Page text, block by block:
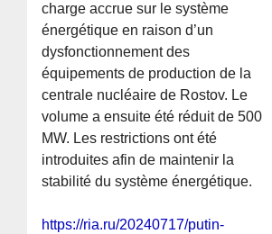
charge accrue sur le système
énergétique en raison d’un
dysfonctionnement des
équipements de production de la
centrale nucléaire de Rostov. Le
volume a ensuite été réduit de 500
MW. Les restrictions ont été
introduites afin de maintenir la
stabilité du système énergétique.
https://ria.ru/20240717/putin-